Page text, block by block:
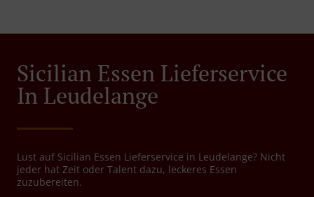
Sicilian Essen Lieferservice
In Leudelange
Lust auf Sicilian Essen Lieferservice in Leudelange? Nicht
jeder hat Zeit oder Talent dazu, leckeres Essen
zuzubereiten.